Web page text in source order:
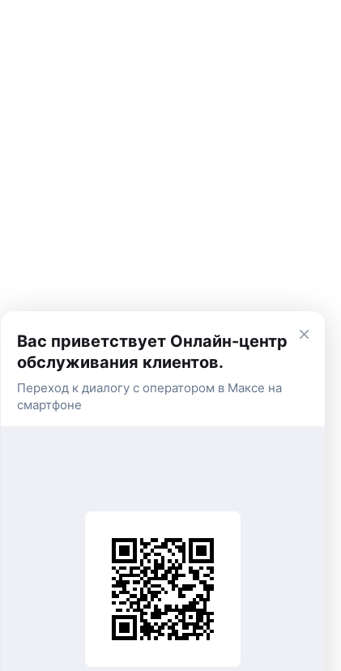
×
Вас приветствует Онлайн-центр
обслуживания клиентов.
Переход к диалогу с оператором в Максе на
смартфоне